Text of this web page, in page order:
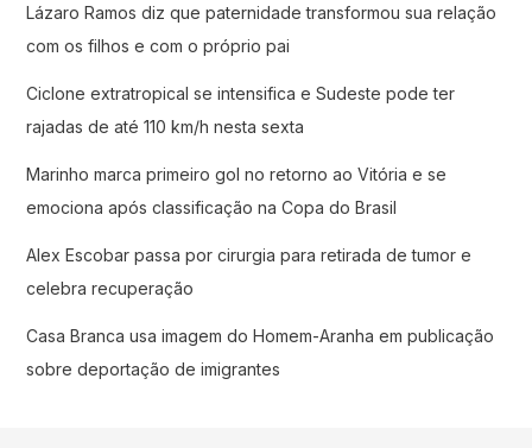
Lázaro Ramos diz que paternidade transformou sua relação
com os filhos e com o próprio pai
Ciclone extratropical se intensifica e Sudeste pode ter
rajadas de até 110 km/h nesta sexta
Marinho marca primeiro gol no retorno ao Vitória e se
emociona após classificação na Copa do Brasil
Alex Escobar passa por cirurgia para retirada de tumor e
celebra recuperação
Casa Branca usa imagem do Homem-Aranha em publicação
sobre deportação de imigrantes